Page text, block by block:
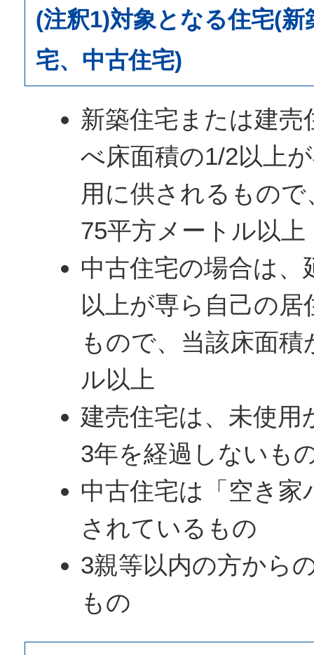
(注釈1)対象となる住宅(新
宅、中古住宅)
新築住宅または建売
べ床面積の1/2以上
用に供されるもの
75平方メートル以上
中古住宅の場合は、
以上が専ら自己の
もので、当該床面
ル以上
建売住宅は、未使用
3年を経過しないも
中古住宅は「空き家
されているもの
3親等以内の方から
もの